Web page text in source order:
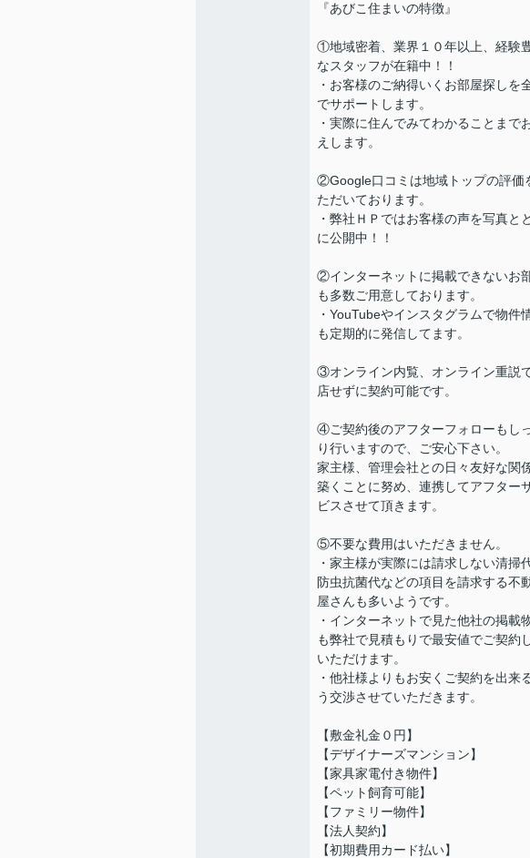
『あびこ住まいの特徴』
①地域密着、業界１０年以上、経験
なスタッフが在籍中！！
・お客様のご納得いくお部屋探しを
でサポートします。
・実際に住んでみてわかることまで
えします。
②Google口コミは地域トップの評価
ただいております。
・弊社ＨＰではお客様の声を写真と
に公開中！！
②インターネットに掲載できないお
も多数ご用意しております。
・YouTubeやインスタグラムで物件
も定期的に発信してます。
③オンライン内覧、オンライン重説
店せずに契約可能です。
④ご契約後のアフターフォローもし
り行いますので、ご安心下さい。
家主様、管理会社との日々友好な関
築くことに努め、連携してアフター
ビスさせて頂きます。
⑤不要な費用はいただきません。
・家主様が実際には請求しない清掃
防虫抗菌代などの項目を請求する不
屋さんも多いようです。
・インターネットで見た他社の掲載
も弊社で見積もりで最安値でご契約
いただけます。
・他社様よりもお安くご契約を出来
う交渉させていただきます。
【敷金礼金０円】
【デザイナーズマンション】
【家具家電付き物件】
【ペット飼育可能】
【ファミリー物件】
【法人契約】
【初期費用カード払い】